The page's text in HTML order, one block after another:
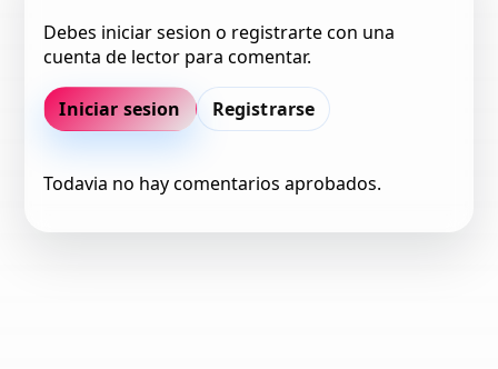
Debes iniciar sesion o registrarte con una
cuenta de lector para comentar.
Iniciar sesion Registrarse
Todavia no hay comentarios aprobados.